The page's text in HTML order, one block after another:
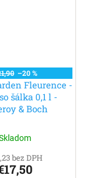
–20 %
Fleurence -
šálka 0,1 l -
& Boch
bez DPH